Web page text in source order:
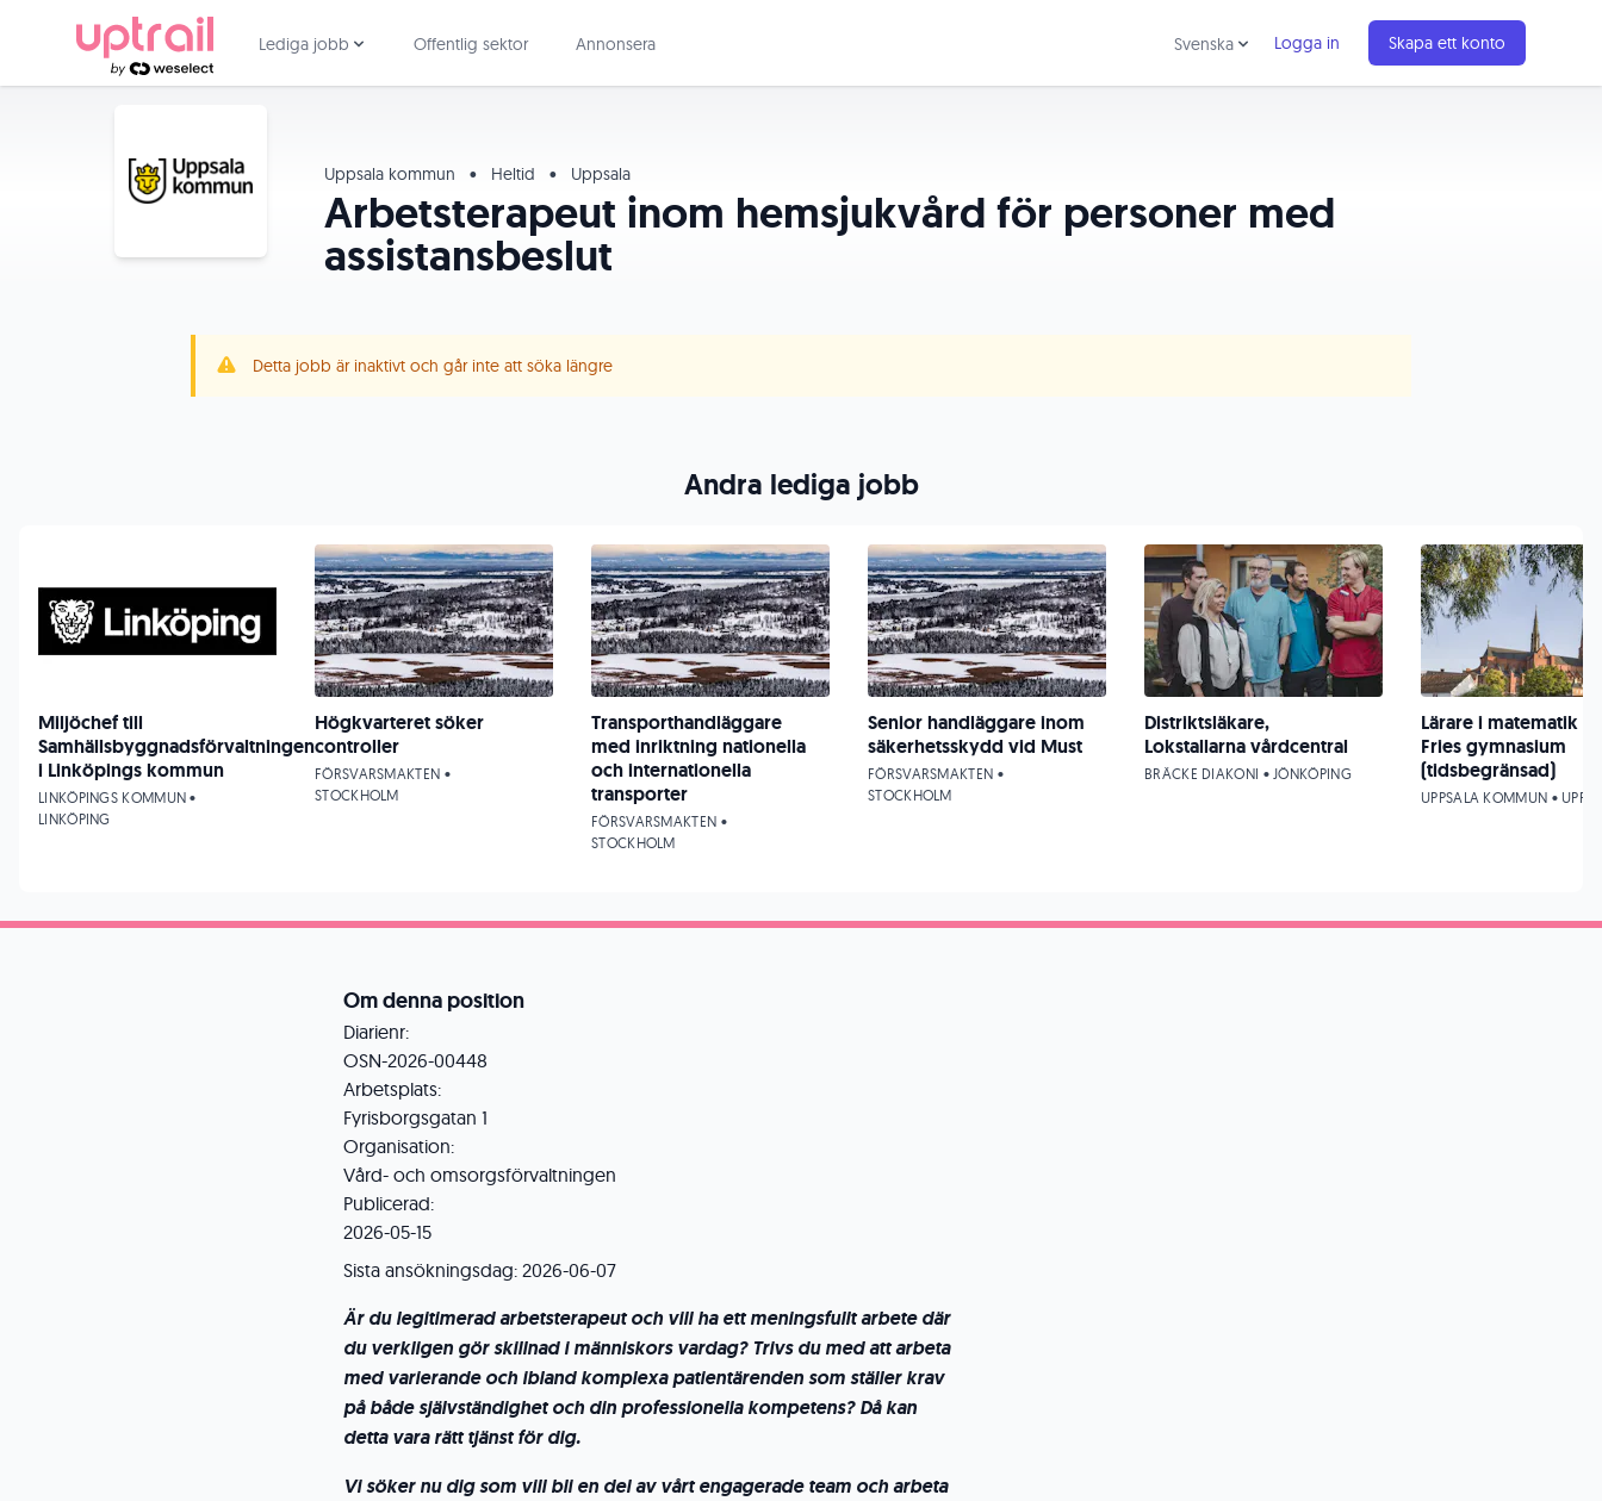
Lediga jobb Offentlig sektor Annonsera Svenska Logga in Skapa ett konto
Uppsala kommun • Heltid • Uppsala
Arbetsterapeut inom hemsjukvård för personer med
assistansbeslut
Detta jobb är inaktivt och går inte att söka längre
Om denna position
Diarienr:
OSN-2026-00448
Arbetsplats:
Fyrisborgsgatan 1
Organisation:
Vård- och omsorgsförvaltningen
Publicerad:
2026-05-15
Sista ansökningsdag: 2026-06-07
Är du legitimerad arbetsterapeut och vill ha ett meningsfullt arbete där
du verkligen gör skillnad i människors vardag? Trivs du med att arbeta
med varierande och ibland komplexa patientärenden som ställer krav
på både självständighet och din professionella kompetens? Då kan
detta vara rätt tjänst för dig.
Vi söker nu dig som vill bli en del av vårt engagerade team och arbeta
Andra lediga jobb
Miljöchef till
Samhällsbyggnadsförvaltningen
i Linköpings kommun
LINKÖPINGS KOMMUN •
LINKÖPING
Högkvarteret söker
controller
FÖRSVARSMAKTEN •
STOCKHOLM
Transporthandläggare
med inriktning nationella
och internationella
transporter
FÖRSVARSMAKTEN •
STOCKHOLM
Senior handläggare inom
säkerhetsskydd vid Must
FÖRSVARSMAKTEN •
STOCKHOLM
Distriktsläkare,
Lokstallarna vårdcentral
BRÄCKE DIAKONI • JÖNKÖPING
Lärare i matematik -
Fries gymnasium
(tidsbegränsad)
UPPSALA KOMMUN •